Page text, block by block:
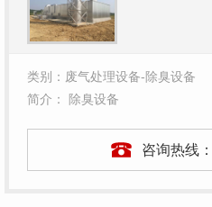
类别：废气处理设备-除臭设备
简介： 除臭设备
咨询热线：